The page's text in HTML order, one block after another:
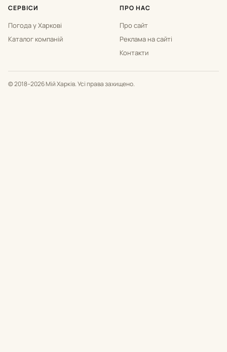
СЕРВІСИ
Погода у Харкові
Каталог компаній
ПРО НАС
Про сайт
Реклама на сайті
Контакти
© 2018–2026 Мій Харків. Усі права захищено.